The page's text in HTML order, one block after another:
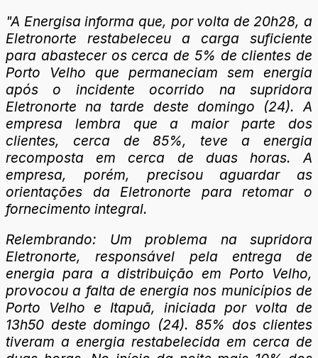
"A Energisa informa que, por volta de 20h28, a
Eletronorte restabeleceu a carga suficiente
para abastecer os cerca de 5% de clientes de
Porto Velho que permaneciam sem energia
após o incidente ocorrido na supridora
Eletronorte na tarde deste domingo (24). A
empresa lembra que a maior parte dos
clientes, cerca de 85%, teve a energia
recomposta em cerca de duas horas. A
empresa, porém, precisou aguardar as
orientações da Eletronorte para retomar o
fornecimento integral.
Relembrando: Um problema na supridora
Eletronorte, responsável pela entrega de
energia para a distribuição em Porto Velho,
provocou a falta de energia nos municípios de
Porto Velho e Itapuã, iniciada por volta de
13h50 deste domingo (24). 85% dos clientes
tiveram a energia restabelecida em cerca de